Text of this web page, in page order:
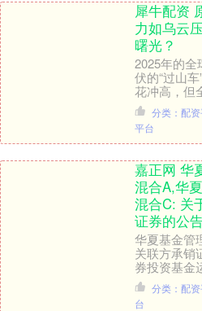
犀牛配资
力如乌云
曙光？
2025年的全
伏的“过山
花冲高，但
泥沼中承压
正....分类：配
平台
嘉正网 华
混合A,华
混合C: 关
证券的公
华夏基金管
关联方承销
券投资基金
券投资基金
律法规、各
分类：配
台